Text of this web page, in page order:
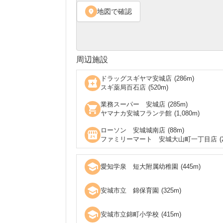
location_on 地図で確認
周辺施設
local_pharmacy ドラッグスギヤマ安城店 (286m)
スギ薬局百石店 (520m)
shopping_cart 業務スーパー 安城店 (285m)
ヤマナカ安城フランテ館 (1,080m)
local_convenience_store ローソン 安城城南店 (88m)
ファミリーマート 安城大山町一丁目店 (
school 愛知学泉 短大附属幼稚園 (445m)
school 安城市立 錦保育園 (325m)
school 安城市立錦町小学校 (415m)